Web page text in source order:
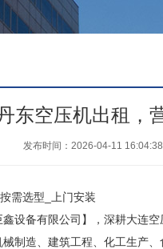
东空压机出租，
发布时间：2026-04-11 16:04:38
需选型_上门安装
设备有限公司】，深耕大连
制造、建筑工程、化工生产